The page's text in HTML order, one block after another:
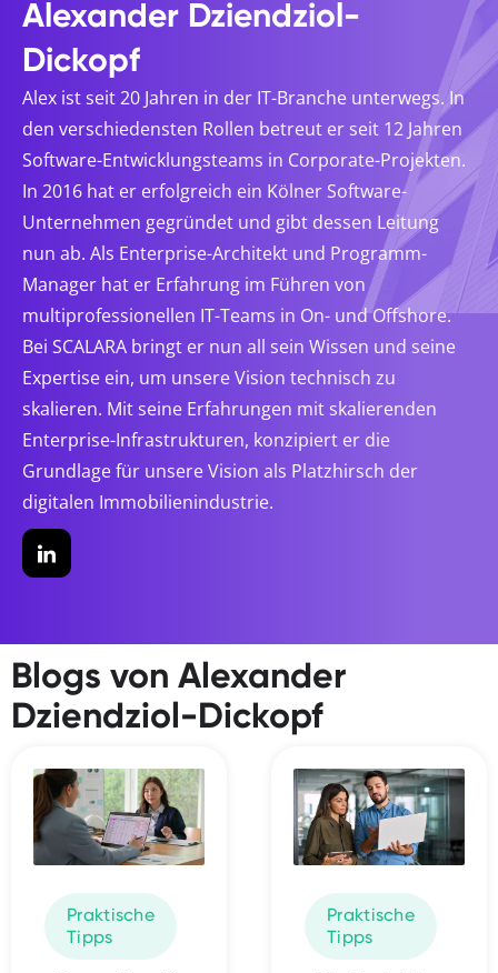
Alexander Dziendziol-
Dickopf
Alex ist seit 20 Jahren in der IT-Branche unterwegs. In
den verschiedensten Rollen betreut er seit 12 Jahren
Software-Entwicklungsteams in Corporate-Projekten.
In 2016 hat er erfolgreich ein Kölner Software-
Unternehmen gegründet und gibt dessen Leitung
nun ab. Als Enterprise-Architekt und Programm-
Manager hat er Erfahrung im Führen von
multiprofessionellen IT-Teams in On- und Offshore.
Bei SCALARA bringt er nun all sein Wissen und seine
Expertise ein, um unsere Vision technisch zu
skalieren. Mit seine Erfahrungen mit skalierenden
Enterprise-Infrastrukturen, konzipiert er die
Grundlage für unsere Vision als Platzhirsch der
digitalen Immobilienindustrie.
Blogs von Alexander
Dziendziol-Dickopf
Praktische
Tipps
Praktische
Tipps